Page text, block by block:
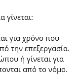
γίνεται:
για χρόνο που
την επεξεργασία.
ή γίνεται για
από το νόμο.